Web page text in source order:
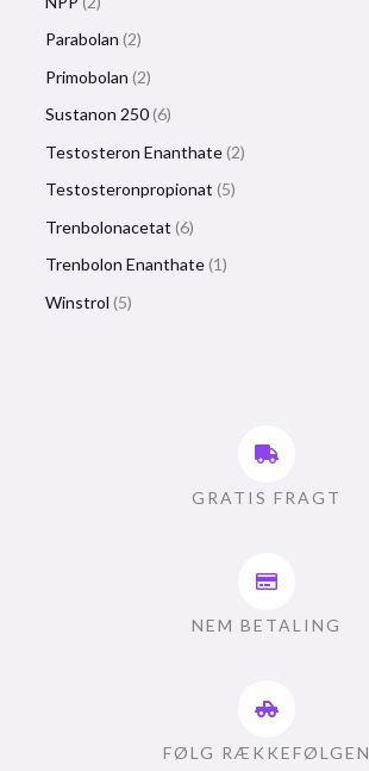
Parabolan 2
Primobolan 2
Sustanon 250 6
Testosteron Enanthate 2
Testosteronpropionat 5
Trenbolonacetat 6
Trenbolon Enanthate 1
Winstrol 5
GRATIS FRAGT
NEM BETALING
FØLG RÆKKEFØLGEN